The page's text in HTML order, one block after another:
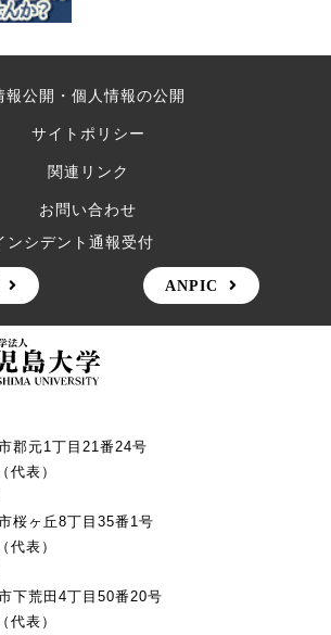
報公開・個人情報の公開
サイトポリシー
関連リンク
お問い合わせ
ンシデント通報受付
ANPIC
郡元1丁目21番24号
代表）
桜ヶ丘8丁目35番1号
代表）
下荒田4丁目50番20号
代表）